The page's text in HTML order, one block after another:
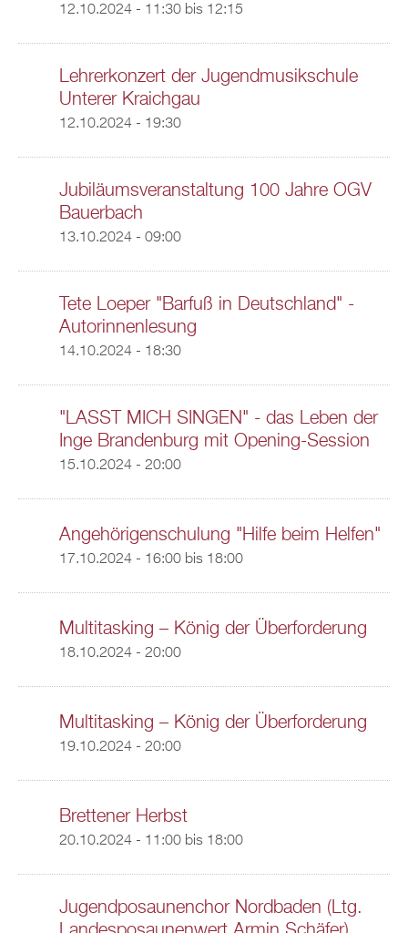
12.10.2024 - 11:30bis 12:15
Lehrerkonzert der Jugendmusikschule
Unterer Kraichgau
12.10.2024 - 19:30
Jubiläumsveranstaltung 100 Jahre OGV
Bauerbach
13.10.2024 - 09:00
Tete Loeper "Barfuß in Deutschland" -
Autorinnenlesung
14.10.2024 - 18:30
"LASST MICH SINGEN" - das Leben der
Inge Brandenburg mit Opening-Session
15.10.2024 - 20:00
Angehörigenschulung "Hilfe beim Helfen"
17.10.2024 - 16:00bis 18:00
Multitasking – König der Überforderung
18.10.2024 - 20:00
Multitasking – König der Überforderung
19.10.2024 - 20:00
Brettener Herbst
20.10.2024 - 11:00bis 18:00
Jugendposaunenchor Nordbaden (Ltg.